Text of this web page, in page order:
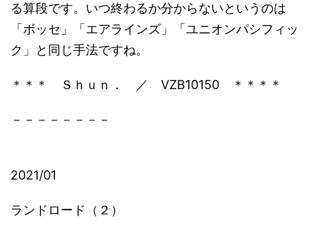
る算段です。いつ終わるか分からないというのは
「ボッセ」「エアラインズ」「ユニオンパシフィッ
ク」と同じ手法ですね。
＊＊＊ Ｓｈｕｎ． ／ VZB10150 ＊＊＊＊
－－－－－－－－
2021/01
ランドロード（２）